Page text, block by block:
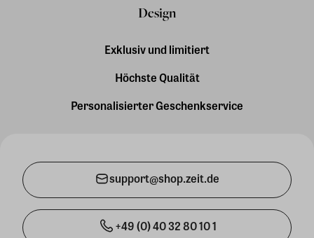
Design
Exklusiv und limitiert
Höchste Qualität
Personalisierter Geschenkservice
support@shop.zeit.de
+49 (0) 40 32 80 10 1